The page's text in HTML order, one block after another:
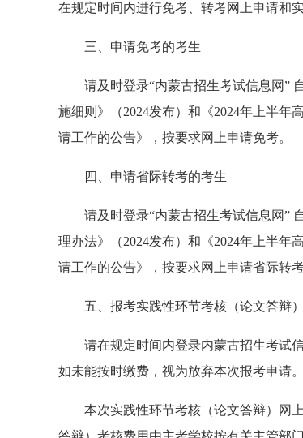
在规定时间内进行免考、转考网上申请和
三、申请免考的考生
请及时登录“内蒙古招生考试信息网”
施细则》（2024发布）和《2024年上半
请工作的公告》，按要求网上申请免考。
四、申请省际转考的考生
请及时登录“内蒙古招生考试信息网”
理办法》（2024发布）和《2024年上半年
请工作的公告》，按要求网上申请省际转考
五、报考实践性环节考核（论文答辩
请在规定时间内登录内蒙古招生考试
如未能按时缴费，视为放弃本次报考申请。
本次实践性环节考核（论文答辩）网